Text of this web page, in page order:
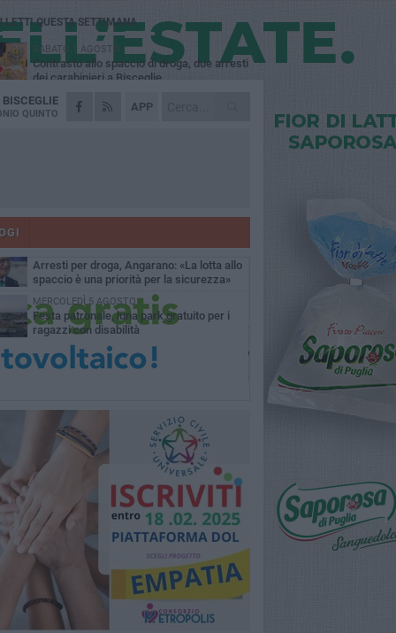
APP
BISCEGLIE
QUINTO
LETTI QUESTA SETTIMANA
SABATO 1 AGOSTO
Contrasto allo spaccio di droga, due arresti
dei carabinieri a Bisceglie
MARTEDÌ 4 AGOSTO
Emergenza caldo, il Comune di Bisceglie
Due auto incendiate nella notte in via Dieta
SABATO 1 AGOSTO
Arresti per droga, Angarano: «La lotta allo
spaccio è una priorità per la sicurezza»
MERCOLEDÌ 5 AGOSTO
Festa patronale, luna park gratuito per i
ragazzi con disabilità